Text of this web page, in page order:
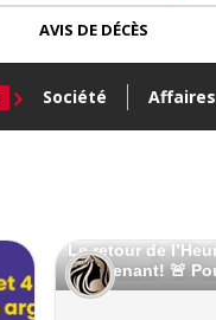
Société Affaires
AVIS DE DÉCÈS